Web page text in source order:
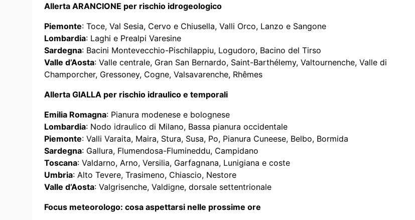
Allerta ARANCIONE per rischio idrogeologico
Piemonte: Toce, Val Sesia, Cervo e Chiusella, Valli Orco, Lanzo e Sangone
Lombardia: Laghi e Prealpi Varesine
Sardegna: Bacini Montevecchio-Pischilappiu, Logudoro, Bacino del Tirso
Valle d’Aosta: Valle centrale, Gran San Bernardo, Saint-Barthélemy, Valtournenche, Valle di
Champorcher, Gressoney, Cogne, Valsavarenche, Rhêmes
Allerta GIALLA per rischio idraulico e temporali
Emilia Romagna: Pianura modenese e bolognese
Lombardia: Nodo idraulico di Milano, Bassa pianura occidentale
Piemonte: Valli Varaita, Maira, Stura, Susa, Po, Pianura Cuneese, Belbo, Bormida
Sardegna: Gallura, Flumendosa-Flumineddu, Campidano
Toscana: Valdarno, Arno, Versilia, Garfagnana, Lunigiana e coste
Umbria: Alto Tevere, Trasimeno, Chiascio, Nestore
Valle d’Aosta: Valgrisenche, Valdigne, dorsale settentrionale
Focus meteorologo: cosa aspettarsi nelle prossime ore